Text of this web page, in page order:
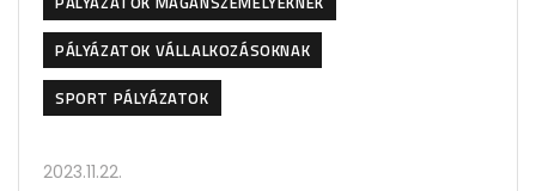
PÁLYÁZATOK VÁLLALKOZÁSOKNAK
SPORT PÁLYÁZATOK
2023.11.22.